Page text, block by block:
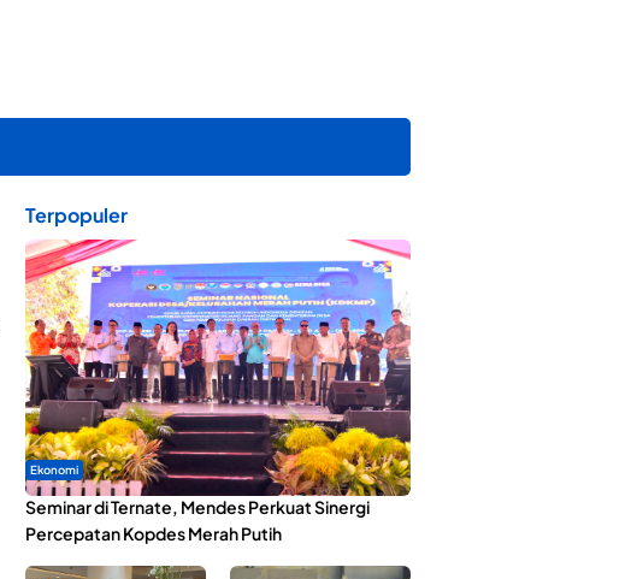
Terpopuler
Ekonomi
Seminar di Ternate, Mendes Perkuat Sinergi
Percepatan Kopdes Merah Putih